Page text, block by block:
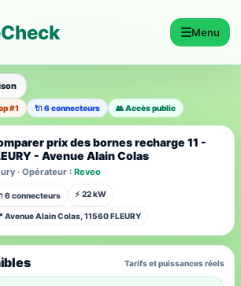
☰Menu
#1 🔌 6 connecteurs 👥 Accès public
prix des bornes recharge 11 -
- Avenue Alain Colas
· Opérateur : Reveo
6 connecteurs ⚡ 22 kW
Avenue Alain Colas, 11560 FLEURY
Tarifs et puissances réels